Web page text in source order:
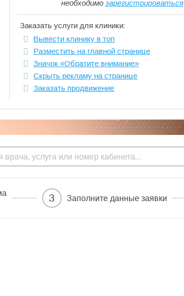
необходимо зарегистрироваться
Заказать услуги для клиники:
Вывести клинику в топ
Разместить на главной странице
Значок «Обратите внимание»
Скрыть рекламу на странице
Заказать продвижение
3 Заполните данные заявки